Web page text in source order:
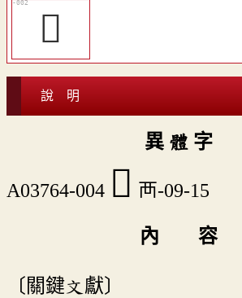
𪉷
說 明
異 體 字
A03764-004 󵛔 襾-09-15
內 容
〔關鍵文獻〕